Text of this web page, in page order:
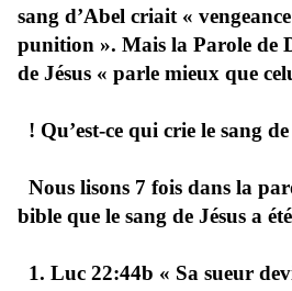
sang d’Abel criait «
punition ». Mais la Parole de
de Jésus « parle mieux que
! Qu’est-ce qui crie le sang de
Nous lisons 7 fois dans la
bible que le sang de Jésus a
1. Luc 22:44b « Sa sueur